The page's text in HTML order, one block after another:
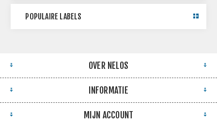
POPULAIRE LABELS
OVER NELOS
INFORMATIE
MIJN ACCOUNT